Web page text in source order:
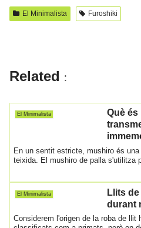
e
o
k
s
e
El Minimalista Furoshiki
Related :
El Minimalista
Què
En un sentit estricte, mushiro és
teixida. El mushiro de palla s'utilitza
El Minimalista
Llits
durant
Considerem l'origen de la roba de llit